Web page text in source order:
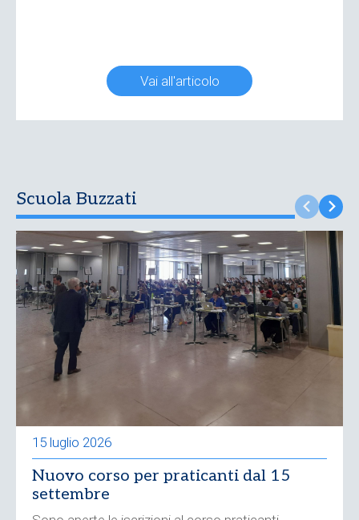
Vai all'articolo
Scuola Buzzati
15 luglio 2026
Nuovo corso per praticanti dal 15
settembre